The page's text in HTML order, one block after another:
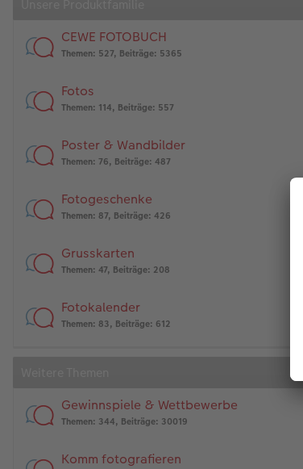
CEWE FOTOBUCH
Themen: 527, Beiträge: 5365
Fotos
Themen: 114, Beiträge: 557
Poster & Wandbilder
Themen: 76, Beiträge: 487
Fotogeschenke
Themen: 87, Beiträge: 426
Grusskarten
Themen: 47, Beiträge: 208
Fotokalender
Themen: 83, Beiträge: 612
Gewinnspiele & Wettbewerbe
Themen: 344, Beiträge: 30019
Komm fotografieren